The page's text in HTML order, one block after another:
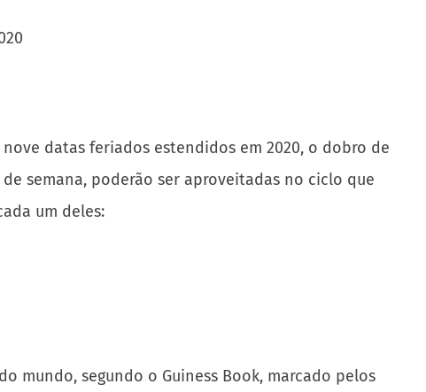
datas feriados estendidos em 2020, o dobro de
semana, poderão ser aproveitadas no ciclo que
um deles:
mundo, segundo o Guiness Book, marcado pelos